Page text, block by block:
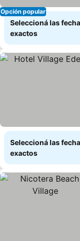
Opción popular
Seleccioná las
exactos
Seleccioná las
exactos